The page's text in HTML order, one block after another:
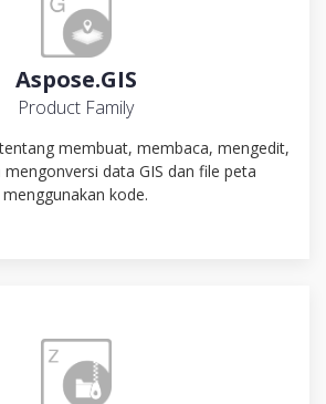
Aspose.GIS
Product Family
membuat, membaca, mengedit,
data GIS dan file peta
menggunakan kode.